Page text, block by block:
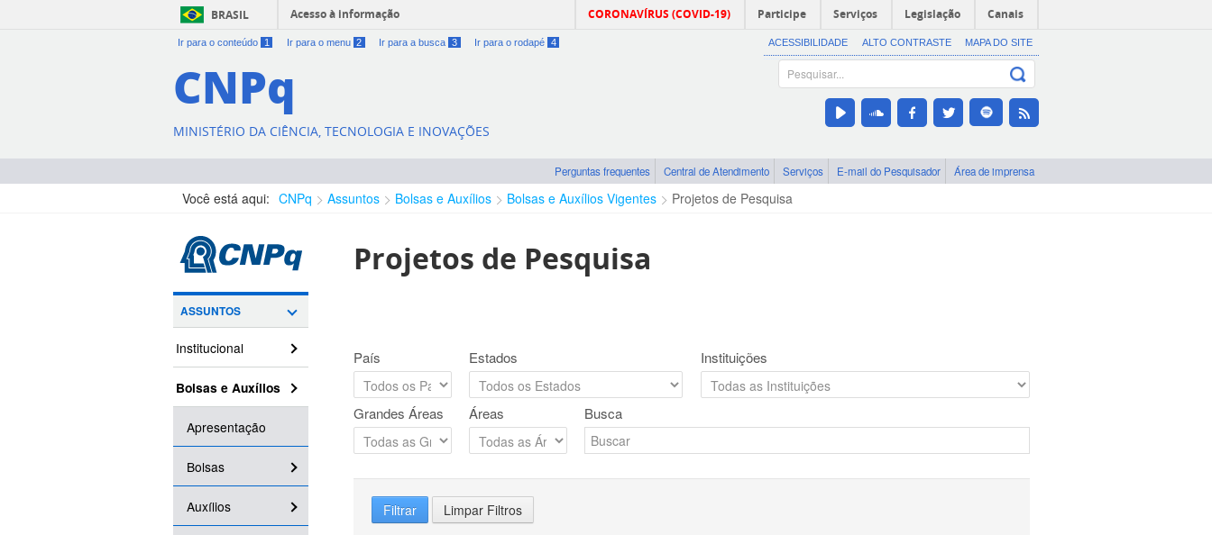
BRASIL Acesso à informação CORONAVÍRUS (COVID-19) Participe Serviços Legislação Canais
Ir para o conteúdo 1 Ir para o menu 2 Ir para a busca 3 Ir para o rodapé 4 ACESSIBILIDADE ALTO CONTRASTE MAPA DO SITE
CNPq
MINISTÉRIO DA CIÊNCIA, TECNOLOGIA E INOVAÇÕES
Perguntas frequentes Central de Atendimento Serviços E-mail do Pesquisador Área de imprensa
Você está aqui: CNPq Assuntos Bolsas e Auxílios Bolsas e Auxílios Vigentes Projetos de Pesquisa
ASSUNTOS
Institucional
Bolsas e Auxílios
Apresentação
Bolsas
Auxílios
Projetos de Pesquisa
País Estados Instituições
Grandes Áreas Áreas Busca
Filtrar Limpar Filtros